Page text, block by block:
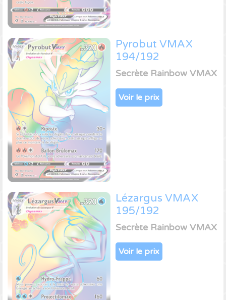
Pyrobut VMAX
194/192
Secrète Rainbow VMAX
Voir le prix
Lézargus VMAX
195/192
Secrète Rainbow VMAX
Voir le prix